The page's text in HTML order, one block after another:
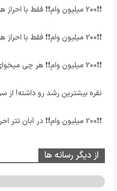
❗❗200 میلیون وام❗❗ فقط با احراز هویت در آبان تتر
❗❗200 میلیون وام❗❗ فقط با احراز هویت
❗❗200 میلیون وام❗❗ هر چی میخوای باهاش بخر!!
نقره بیشترین رشد رو داشته!
❗❗200 میلیون وام❗❗ در آبان تتر احراز هویت کن
از دیگر رسانه ها